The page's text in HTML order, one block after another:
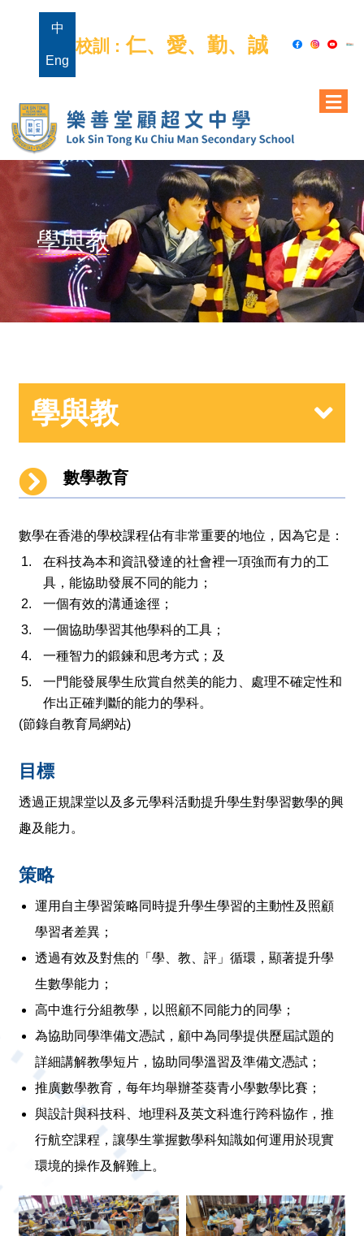
中
Eng
校訓 : 仁、愛、勤、誠
學與教
學與教
數學教育
數學在香港的學校課程佔有非常重要的地位，因為它是：
在科技為本和資訊發達的社會裡一項強而有力的工
具，能協助發展不同的能力；
一個有效的溝通途徑；
一個協助學習其他學科的工具；
一種智力的鍛鍊和思考方式；及
一門能發展學生欣賞自然美的能力、處理不確定性和
作出正確判斷的能力的學科。
(節錄自教育局網站)
目標
透過正規課堂以及多元學科活動提升學生對學習數學的興
趣及能力。
策略
運用自主學習策略同時提升學生學習的主動性及照顧
學習者差異；
透過有效及對焦的「學、教、評」循環，顯著提升學
生數學能力；
高中進行分組教學，以照顧不同能力的同學；
為協助同學準備文憑試，顧中為同學提供歷屆試題的
詳細講解教學短片，協助同學溫習及準備文憑試；
推廣數學教育，每年均舉辦荃葵青小學數學比賽；
與設計與科技科、地理科及英文科進行跨科協作，推
行航空課程，讓學生掌握數學科知識如何運用於現實
環境的操作及解難上。